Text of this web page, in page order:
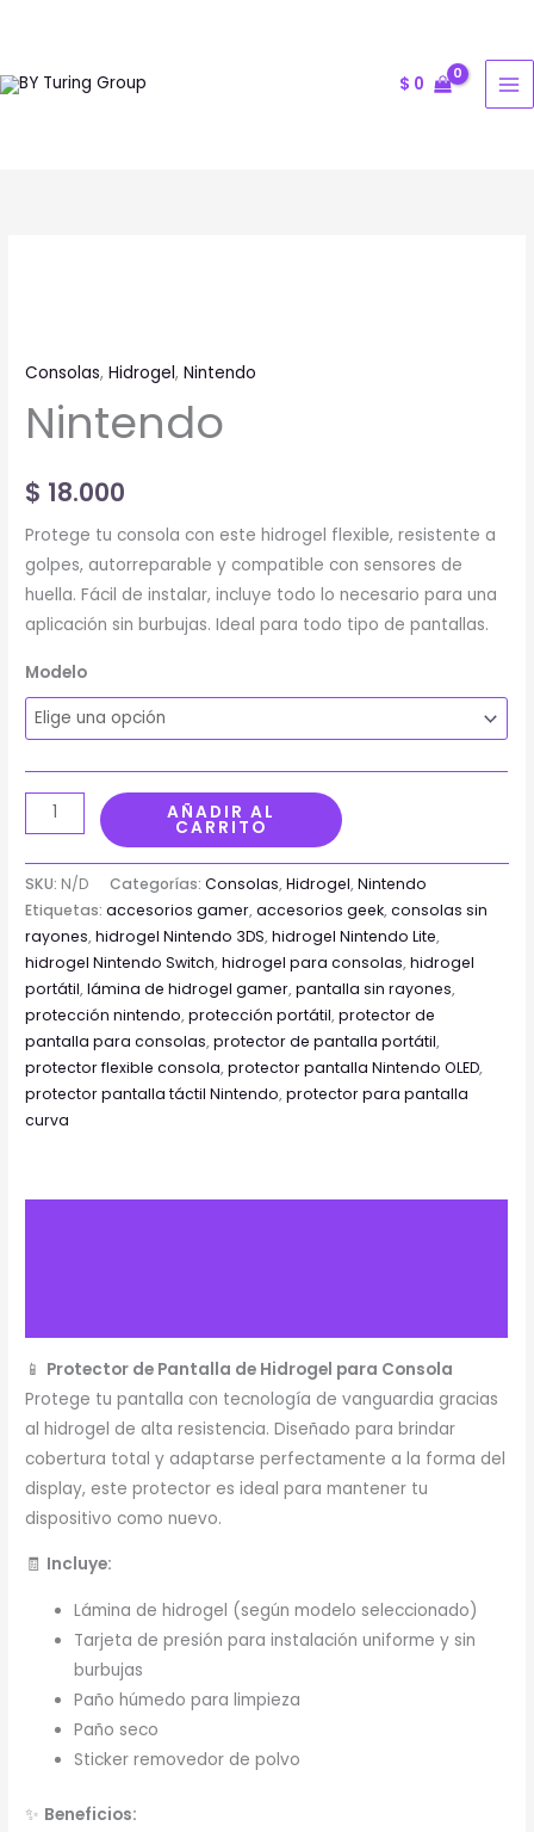
contenido
$ 0
Consolas,Hidrogel,Nintendo
Nintendo
$ 18.000
Protege tu consola con este hidrogel flexible, resistente a
golpes, autorreparable y compatible con sensores de
huella. Fácil de instalar, incluye todo lo necesario para una
aplicación sin burbujas. Ideal para todo tipo de pantallas.
Modelo
AÑADIR AL
CARRITO
SKU: N/D Categorías:Consolas,Hidrogel,Nintendo
Etiquetas:accesorios gamer,accesorios geek,consolas sin
rayones,hidrogel Nintendo 3DS,hidrogel Nintendo Lite,
hidrogel Nintendo Switch,hidrogel para consolas,hidrogel
portátil,lámina de hidrogel gamer,pantalla sin rayones,
protección nintendo,protección portátil,protector de
pantalla para consolas,protector de pantalla portátil,
protector flexible consola,protector pantalla Nintendo OLED,
protector pantalla táctil Nintendo,protector para pantalla
curva
📱 Protector de Pantalla de Hidrogel para Consola
Protege tu pantalla con tecnología de vanguardia gracias
al hidrogel de alta resistencia. Diseñado para brindar
cobertura total y adaptarse perfectamente a la forma del
display, este protector es ideal para mantener tu
dispositivo como nuevo.
🧾 Incluye:
Lámina de hidrogel (según modelo seleccionado)
Tarjeta de presión para instalación uniforme y sin
burbujas
Paño húmedo para limpieza
Paño seco
Sticker removedor de polvo
✨ Beneficios: